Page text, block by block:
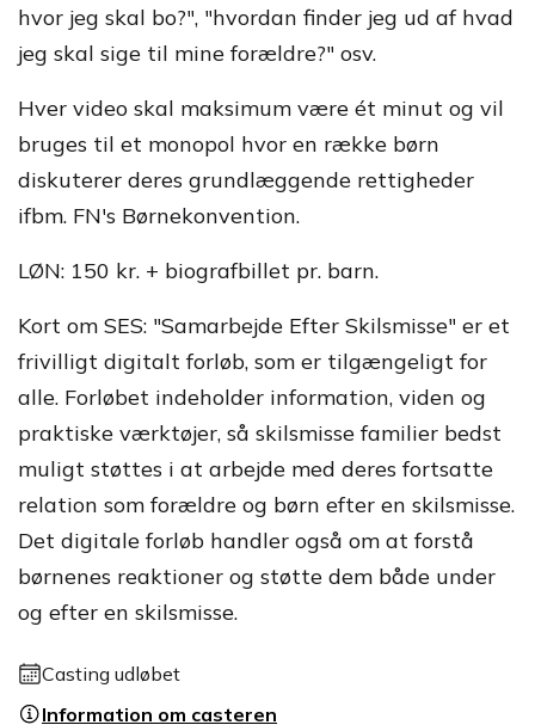
hvor jeg skal bo?", "hvordan finder jeg ud af hvad
jeg skal sige til mine forældre?" osv.
Hver video skal maksimum være ét minut og vil
bruges til et monopol hvor en række børn
diskuterer deres grundlæggende rettigheder
ifbm. FN's Børnekonvention.
LØN: 150 kr. + biografbillet pr. barn.
Kort om SES: "Samarbejde Efter Skilsmisse" er et
frivilligt digitalt forløb, som er tilgængeligt for
alle. Forløbet indeholder information, viden og
praktiske værktøjer, så skilsmisse familier bedst
muligt støttes i at arbejde med deres fortsatte
relation som forældre og børn efter en skilsmisse.
Det digitale forløb handler også om at forstå
børnenes reaktioner og støtte dem både under
og efter en skilsmisse.
Casting udløbet
Information om casteren